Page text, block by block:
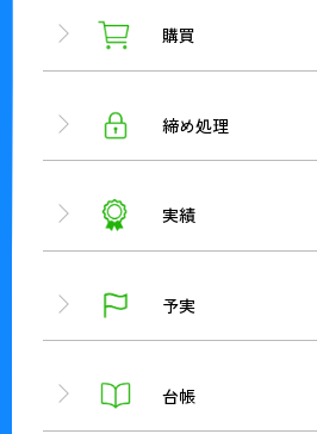
購買
締め処理
実績
予実
台帳